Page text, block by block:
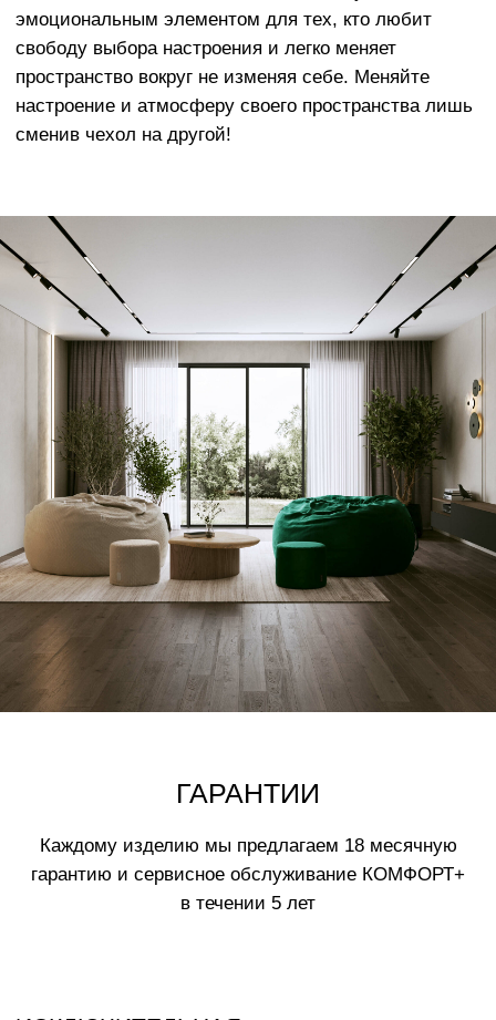
элитных обивочных материалов
Европейского производства.
Наши материалы разработаны с учетом
менять, стирать в машине, они
отличаются долговечным качеством и
исключительной мягкостью.
+7
Отправить
ОСТАЛИСЬ ВОПРОСЫ?
Оставьте заявку и мы свяжемся с вами
в ближайшее время
Нажимая на кнопку вы соглашаетесьс
политикой обработки данных
ВАМ МОЖЕТ ПОНРАВИТЬСЯ